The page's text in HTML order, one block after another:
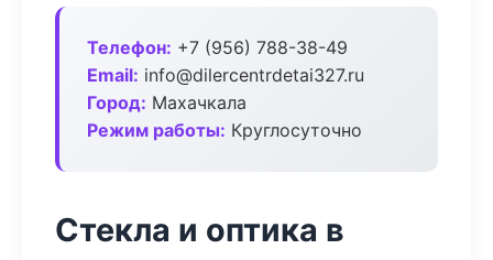
Телефон: +7 (956) 788-38-49
Email: info@dilercentrdetai327.ru
Город: Махачкала
Режим работы: Круглосуточно
Стекла и оптика в